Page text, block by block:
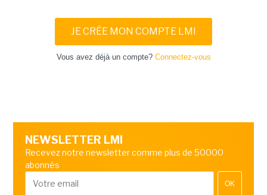
JE CRÉE MON COMPTE LMI
Vous avez déjà un compte? Connectez-vous
NEWSLETTER LMI
Recevez notre newsletter comme plus de 50000
abonnés
OK